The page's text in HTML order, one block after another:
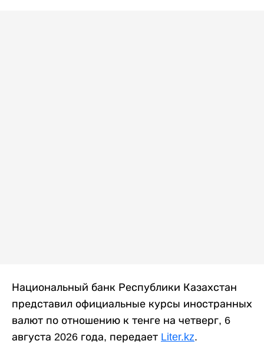
Национальный банк Республики Казахстан
представил официальные курсы иностранных
валют по отношению к тенге на четверг, 6
августа 2026 года, передает Liter.kz.